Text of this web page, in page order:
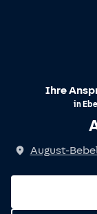
Ihre
in
August-